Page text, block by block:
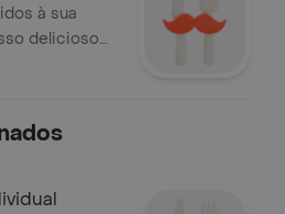
à sua
delicioso
carne,